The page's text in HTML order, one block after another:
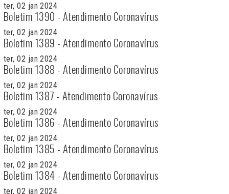
ter, 02 jan 2024
Boletim 1390 - Atendimento Coronavírus
ter, 02 jan 2024
Boletim 1389 - Atendimento Coronavírus
ter, 02 jan 2024
Boletim 1388 - Atendimento Coronavírus
ter, 02 jan 2024
Boletim 1387 - Atendimento Coronavírus
ter, 02 jan 2024
Boletim 1386 - Atendimento Coronavírus
ter, 02 jan 2024
Boletim 1385 - Atendimento Coronavírus
ter, 02 jan 2024
Boletim 1384 - Atendimento Coronavírus
ter, 02 jan 2024